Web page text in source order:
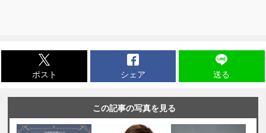
ポスト シェア 送る
この記事の写真を見る